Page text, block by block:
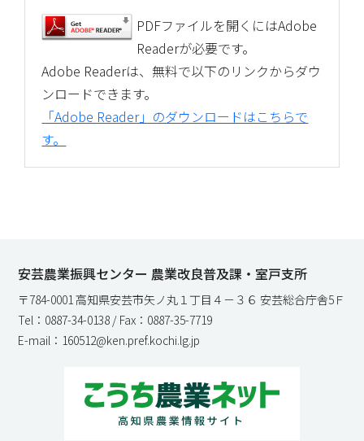
PDFファイルを開くにはAdobe
Readerが必要です。
Adobe Readerは、無料で以下のリンクからダウ
ンロードできます。
「Adobe Reader」のダウンロードはこちらで
す。
安芸農業振興センター 農業改良普及課・室戸支所
〒784-0001 高知県安芸市矢ノ丸１丁目４－３６ 安芸総合庁舎5Ｆ
Tel：0887-34-0138 / Fax：0887-35-7719
E-mail：160512@ken.pref.kochi.lg.jp